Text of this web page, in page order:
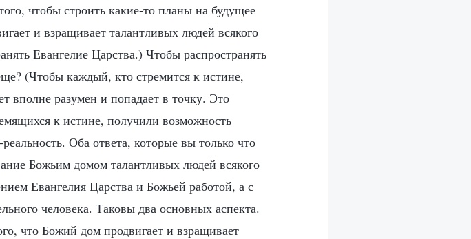
чтобы строить какие-то планы на будущее
и взращивает талантливых людей всякого
Евангелие Царства.) Чтобы распространять
(Чтобы каждый, кто стремится к истине,
вполне разумен и попадает в точку. Это
к истине, получили возможность
Оба ответа, которые вы только что
Божьим домом талантливых людей всякого
Евангелия Царства и Божьей работой, а с
человека. Таковы два основных аспекта.
что Божий дом продвигает и взращивает